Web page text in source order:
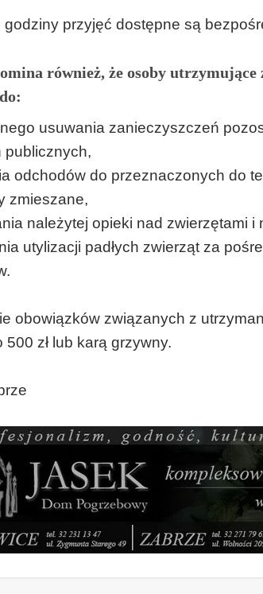
godziny przyjęć dostępne są
również, że osoby utrzymujące
usuwania zanieczyszczeń
publicznych,
odchodów do przeznaczonych do
zmieszane,
należytej opieki nad zwierzętami
utylizacji padłych zwierząt za
obowiązków związanych z
500 zł lub karą grzywny.